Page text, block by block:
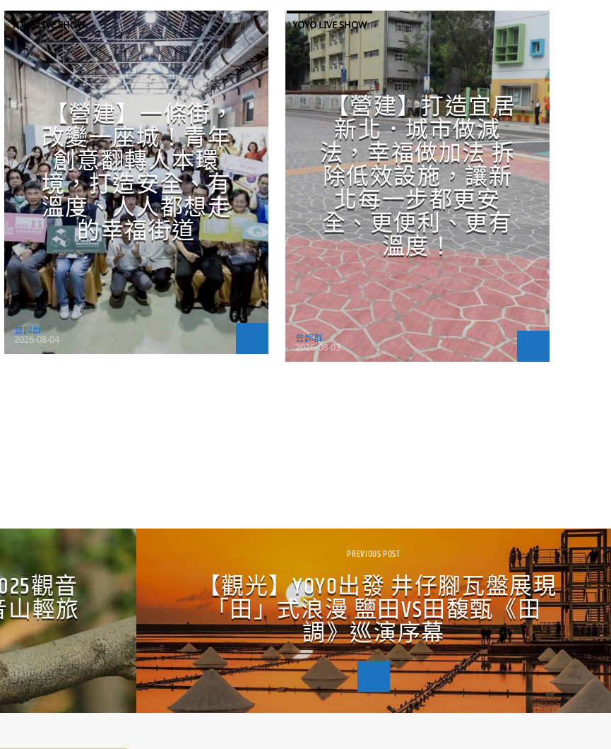
YOYO LIVE SHOW
【營建】一條街，
改變一座城！青年
創意翻轉人本環
境，打造安全、有
溫度、人人都想走
的幸福街道
曾超群
2026-08-04
YOYO LIVE SHOW
【營建】打造宜居
新北．城市做減
法，幸福做加法 拆
除低效設施，讓新
北每一步都更安
全、更便利、更有
溫度！
曾超群
2026-08-03
觀音
輕旅
PREVIOUS POST
【觀光】YOYO出發 井仔腳瓦盤展現
「田」式浪漫 鹽田VS田馥甄《田
調》巡演序幕